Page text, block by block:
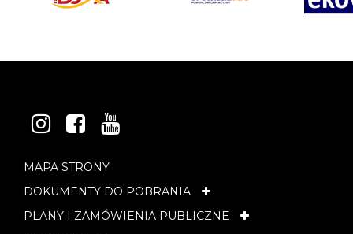
INSTAGRAM
FACEBOOK
YOUTUBE
MAPA STRONY
DOKUMENTY DO POBRANIA
PLANY I ZAMÓWIENIA PUBLICZNE